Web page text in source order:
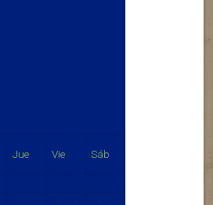
Jue Vie Sáb